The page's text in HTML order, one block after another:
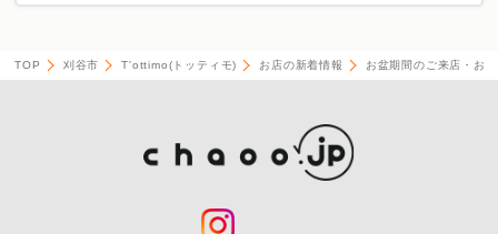
TOP 刈谷市 T'ottimo(トッティモ) お店の新着情報 お盆期間のご来店・お